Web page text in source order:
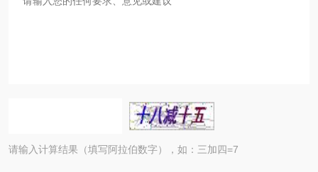
请输入计算结果（填写阿拉伯数字），如：三加四=7